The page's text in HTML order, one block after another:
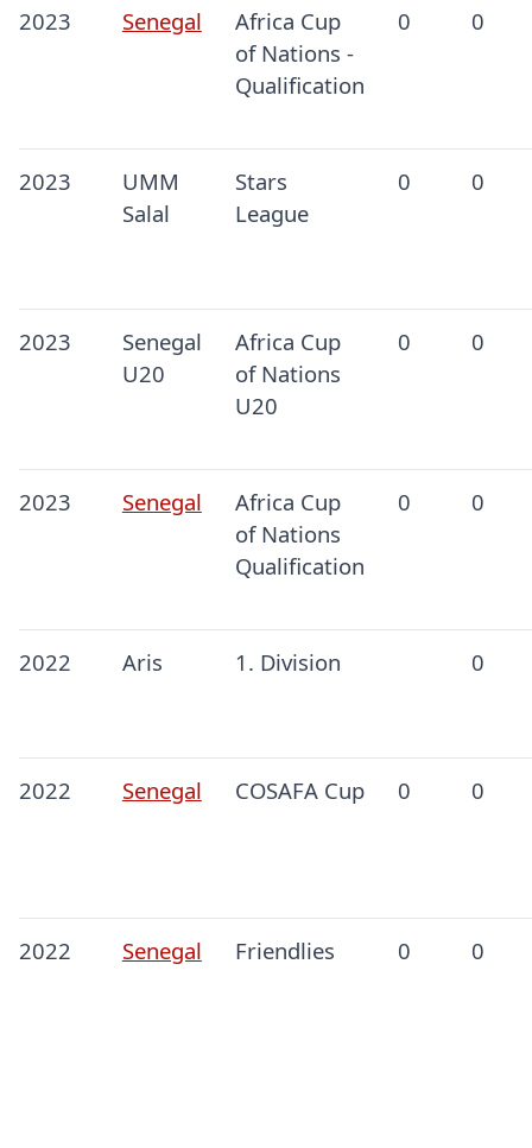
2023 Senegal
Africa Cup
of Nations -
Qualification
0 0
2023
UMM
Salal
Stars
League
0 0
2023
Senegal
U20
Africa Cup
of Nations
U20
0 0
2023 Senegal
Africa Cup
of Nations
Qualification
0 0
2022 Aris 1. Division 0
2022 Senegal COSAFA Cup 0 0
2022 Senegal Friendlies 0 0